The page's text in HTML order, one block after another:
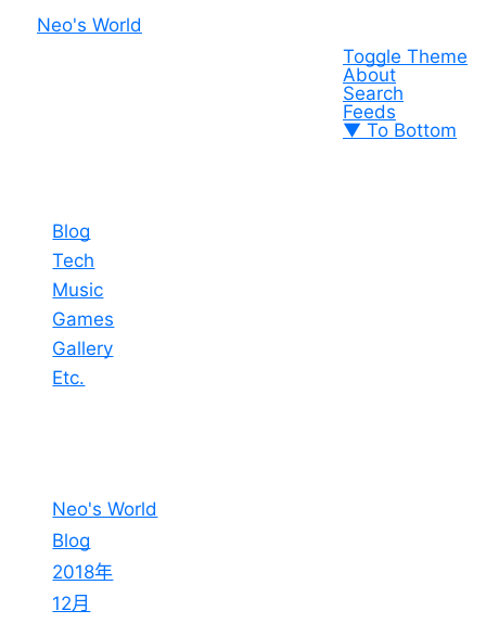
Neo's World
Toggle Theme
About
Search
Feeds
▼ To Bottom
Blog
Tech
Music
Games
Gallery
Etc.
Neo's World
Blog
2018年
12月